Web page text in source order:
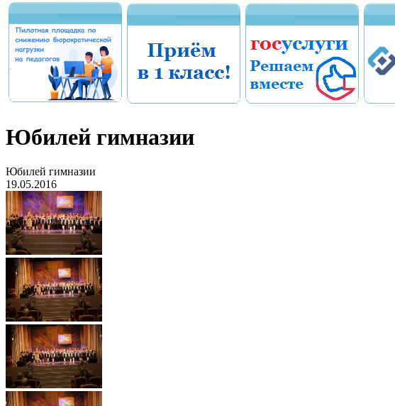
Юбилей гимназии
Юбилей гимназии
19.05.2016